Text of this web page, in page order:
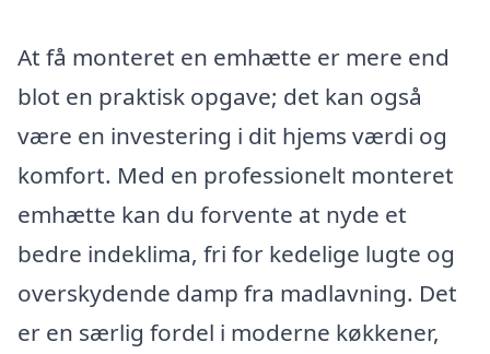
At få monteret en emhætte er mere end
blot en praktisk opgave; det kan også
være en investering i dit hjems værdi og
komfort. Med en professionelt monteret
emhætte kan du forvente at nyde et
bedre indeklima, fri for kedelige lugte og
overskydende damp fra madlavning. Det
er en særlig fordel i moderne køkkener,